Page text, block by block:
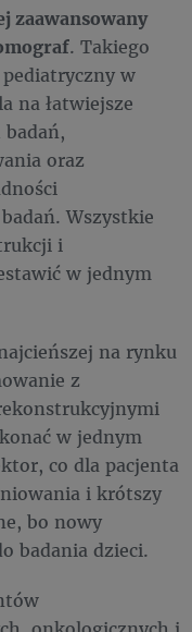
zaawansowany
. Takiego
w
na łatwiejsze
oraz
Wszystkie
i
w jednym
na rynku
z
w jednym
co dla pacjenta
i krótszy
bo nowy
badania dzieci.